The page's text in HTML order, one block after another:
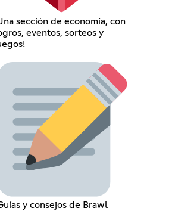
sección de economía, con
eventos, sorteos y
y consejos de Brawl